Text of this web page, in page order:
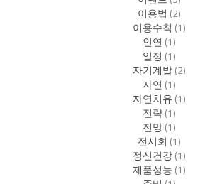
이용법 (2)
이용수칙 (1)
인연(1)
일정 (1)
자기계발(2)
자연(1)
자연치유(1)
전략(1)
전망(1)
전시회 (1)
정신건강(1)
제품성능(1)